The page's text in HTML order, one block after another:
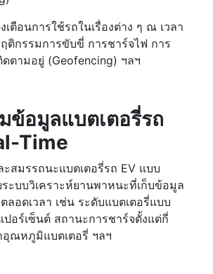
เตือนการใช้รถในเรื่องต่าง ๆ ณ เวลา
ติกรรมการขับขี่ การชาร์จไฟ การ
ตามอยู่ (Geofencing) ฯลฯ
ข้อมูลแบตเตอรี่รถ
Time
สมรรถนะแบตเตอรี่รถ EV แบบ
ระบบวิเคราะห์ยานพาหนะที่เก็บข้อมูล
ลอดเวลา เช่น ระดับแบตเตอรี่แบบ
ปอร์เซ็นต์ สถานะการชาร์จตั้งแต่กี่
อุณหภูมิแบตเตอรี่ ฯลฯ